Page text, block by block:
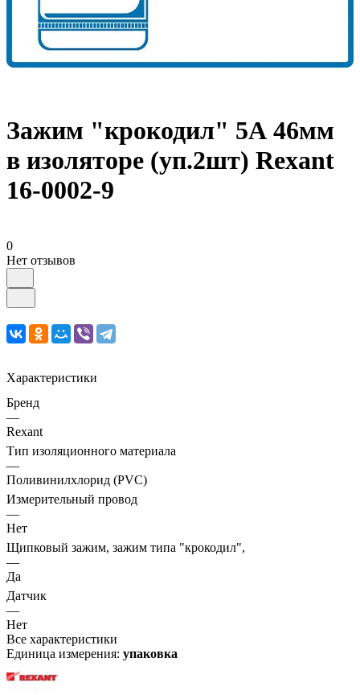
Зажим "крокодил" 5А 46мм
в изоляторе (уп.2шт) Rexant
16-0002-9
0
Нет отзывов
Характеристики
Бренд
—
Rexant
Тип изоляционного материала
—
Поливинилхлорид (PVC)
Измерительный провод
—
Нет
Щипковый зажим, зажим типа "крокодил",
—
Да
Датчик
—
Нет
Все характеристики
Единица измерения: упаковка